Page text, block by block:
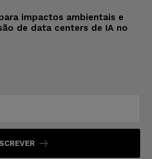
impactos ambientais e
de data centers de IA no